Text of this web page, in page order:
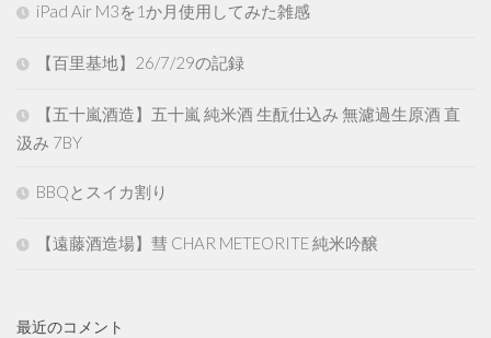
iPad Air M3を1か月使用してみた雑感
【百里基地】26/7/29の記録
【五十嵐酒造】五十嵐 純米酒 生酛仕込み 無濾過生原酒 直
汲み 7BY
BBQとスイカ割り
【遠藤酒造場】彗 CHAR METEORITE 純米吟醸
最近のコメント